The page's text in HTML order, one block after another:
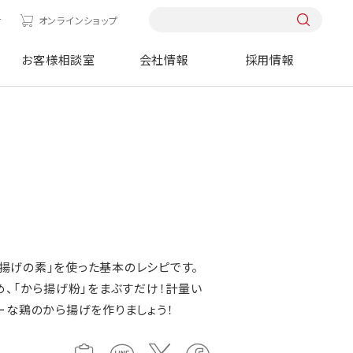
オンラインショップ
お客様相談室 会社情報 採用情報
の素」を使った基本のレシピです。
「から揚げ粉」をまぶすだけ！計量い
鶏のから揚げを作りましょう！